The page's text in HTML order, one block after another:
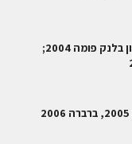
חדשים מיקב דלתון: סוביניון בלנק פומה ‏2004;